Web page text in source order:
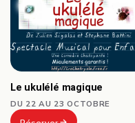
Le ukulélé magique
DU 22 AU 23 OCTOBRE